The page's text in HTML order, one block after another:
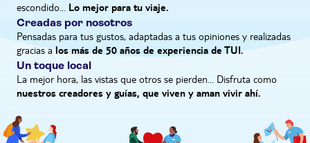
Bono electrónico
Grupo privado
escondido...
Lo mejor para tu viaje.
Creadas por nosotros
Pensadas para tus gustos, adaptadas a tus opiniones y realizadas
gracias a los más de 50 años de experiencia de TUI.
Un toque local
La mejor hora, las vistas que otros se pierden... Disfruta como
nuestros creadores y guías, que viven y aman vivir ahí.